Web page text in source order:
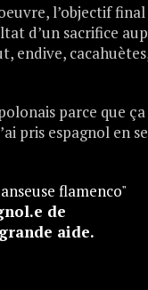
l’objectif
d’un sacrifice
endive,
parce que
pris espagnol en
de
aide.